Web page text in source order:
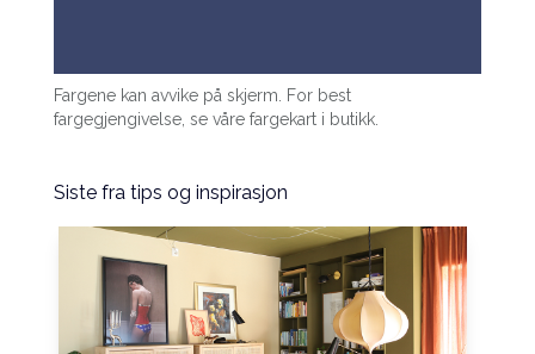
Fargene kan avvike på skjerm. For best
fargegjengivelse, se våre fargekart i butikk.
Siste fra tips og inspirasjon